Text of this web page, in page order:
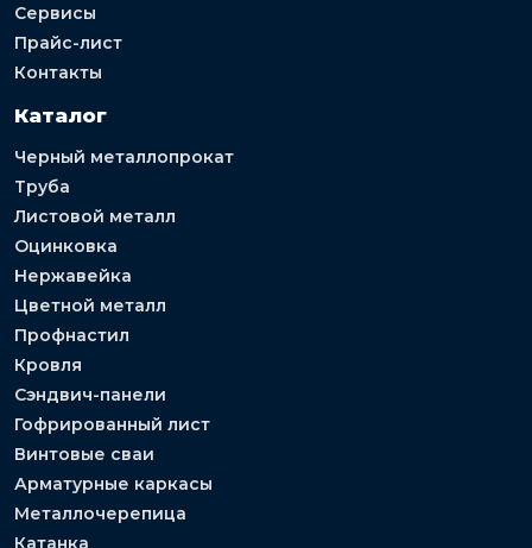
Сервисы
Прайс-лист
Контакты
Каталог
Черный металлопрокат
Труба
Листовой металл
Оцинковка
Нержавейка
Цветной металл
Профнастил
Кровля
Сэндвич-панели
Гофрированный лист
Винтовые сваи
Арматурные каркасы
Металлочерепица
Катанка